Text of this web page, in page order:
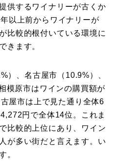
供するワイナリーが古くか
以上前からワイナリーが
比較的根付いている環境に
きます。
）、名古屋市（10.9%）、
模原市はワインの購買額が
屋市は上で見た通り全体6
円で全体14位。これま
比較的上位にあり、ワイン
が多い街だと言えます。い
。